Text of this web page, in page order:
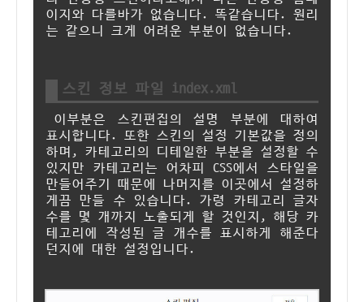
이지와 다를바가 없습니다. 똑같습니다. 원리
는 같으니 크게 어려운 부분이 없습니다.
스킨 정보 파일 index.xml
이부분은 스킨편집의 설명 부분에 대하여
표시합니다. 또한 스킨의 설정 기본값을 정의
하며, 카테고리의 디테일한 부분을 설정할 수
있지만 카테고리는 어차피 CSS에서 스타일을
만들어주기 때문에 나머지를 이곳에서 설정하
게끔 만들 수 있습니다. 가령 카테고리 글자
수를 몇 개까지 노출되게 할 것인지, 해당 카
테고리에 작성된 글 개수를 표시하게 해준다
던지에 대한 설정입니다.